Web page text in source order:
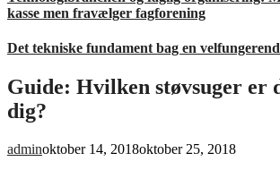
kasse men fravælger fagforening
Det tekniske fundament bag en
Guide: Hvilken støvsuger er
dig?
adminoktober 14, 2018oktober 25, 2018